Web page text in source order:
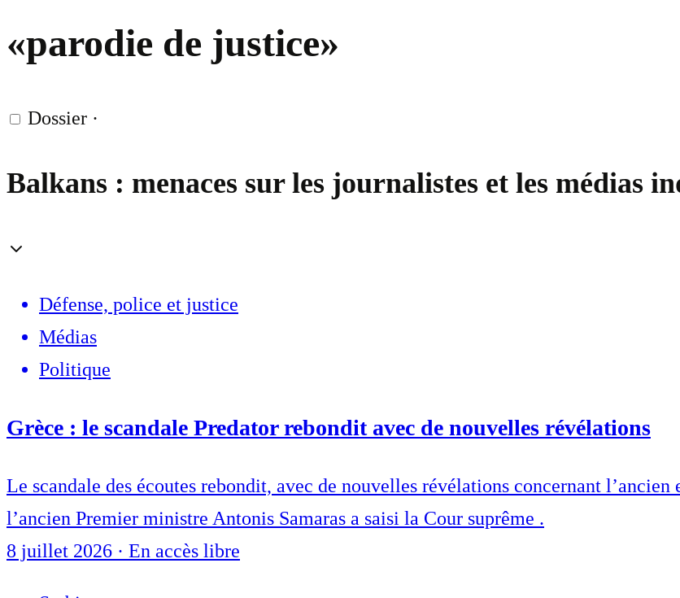
«parodie de justice»
Dossier ·
Balkans : menaces sur les journalistes et les médias
Défense, police et justice
Médias
Politique
Grèce : le scandale Predator rebondit avec de nouvelles révélations
Le scandale des écoutes rebondit, avec de nouvelles révélations concernant
l’ancien Premier ministre Antonis Samaras a saisi la Cour suprême .
8 juillet 2026 · En accès libre